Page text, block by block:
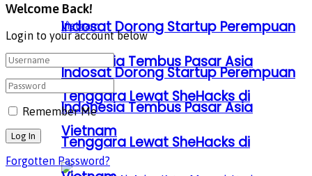
Indosat Dorong Startup Perempuan
Indonesia Tembus Pasar Asia
Tenggara Lewat SheHacks di
Vietnam
Indosat Dorong Startup Perempuan
Indonesia Tembus Pasar Asia
Tenggara Lewat SheHacks di
Welcome Back!
Login to your account below
Remember Me
Forgotten Password?